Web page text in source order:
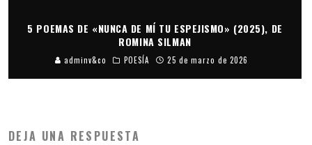
5 POEMAS DE «NUNCA DE MÍ TU ESPEJISMO» (2025), DE
ROMINA SILMAN
adminv&co POESÍA 25 de marzo de 2026
DEJA UNA RESPUESTA